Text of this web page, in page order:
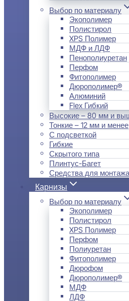
Выбор по материалу
Экополимер
Полистирол
XPS Полимер
МДФ и ЛДФ
Пенополиуретан
Перфом
Фитополимер
Дюрополимер®
Алюминий
Flex Гибкий
Высокие – 80 мм и
Тонкие – 12 мм и менее
С подсветкой
Гибкие
Скрытого типа
Плинтус-Багет
Средства для монтажа
Карнизы
Выбор по материалу
Экополимер
Полистирол
XPS Полимер
Перфом
Полиуретан
Фитополимер
Дюрофом
Дюрополимер®
МДФ
ЛДФ